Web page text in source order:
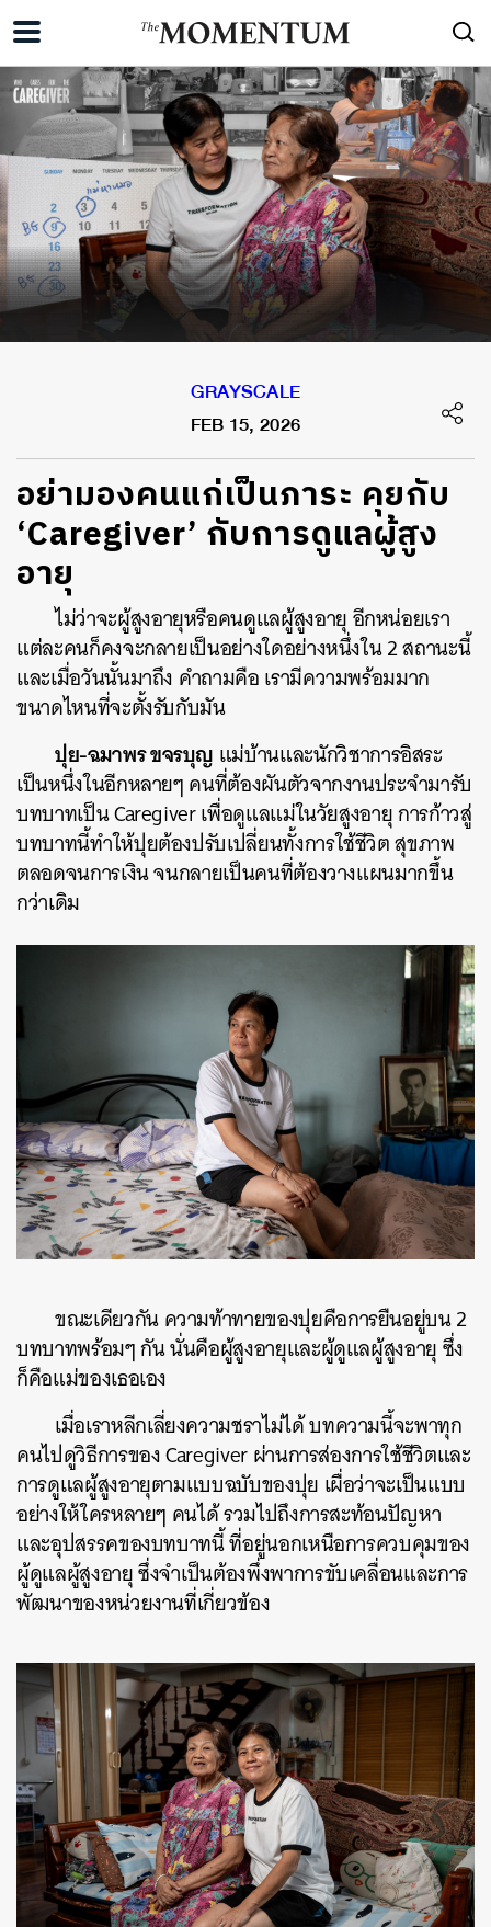
GRAYSCALE
FEB 15, 2026
อย่ามองคนแก่เป็นภาระ คุยกับ
‘Caregiver’ กับการดูแลผู้สูง
อายุ
ไม่ว่าจะผู้สูงอายุหรือคนดูแลผู้สูงอายุ อีกหน่อยเรา
แต่ละคนก็คงจะกลายเป็นอย่างใดอย่างหนึ่งใน 2 สถานะนี้
และเมื่อวันนั้นมาถึง คำถามคือ เรามีความพร้อมมาก
ขนาดไหนที่จะตั้งรับกับมัน
ปุย-ฉมาพร ขจรบุญ แม่บ้านและนักวิชาการอิสระ
เป็นหนึ่งในอีกหลายๆ คนที่ต้องผันตัวจากงานประจำมารับ
บทบาทเป็น Caregiver เพื่อดูแลแม่ในวัยสูงอายุ การก้าวสู่
บทบาทนี้ทำให้ปุยต้องปรับเปลี่ยนทั้งการใช้ชีวิต สุขภาพ
ตลอดจนการเงิน จนกลายเป็นคนที่ต้องวางแผนมากขึ้น
กว่าเดิม
ขณะเดียวกัน ความท้าทายของปุยคือการยืนอยู่บน 2
บทบาทพร้อมๆ กัน นั่นคือผู้สูงอายุและผู้ดูแลผู้สูงอายุ ซึ่ง
ก็คือแม่ของเธอเอง
เมื่อเราหลีกเลี่ยงความชราไม่ได้ บทความนี้จะพาทุก
คนไปดูวิธีการของ Caregiver ผ่านการส่องการใช้ชีวิตและ
การดูแลผู้สูงอายุตามแบบฉบับของปุย เผื่อว่าจะเป็นแบบ
อย่างให้ใครหลายๆ คนได้ รวมไปถึงการสะท้อนปัญหา
และอุปสรรคของบทบาทนี้ ที่อยู่นอกเหนือการควบคุมของ
ผู้ดูแลผู้สูงอายุ ซึ่งจำเป็นต้องพึ่งพาการขับเคลื่อนและการ
พัฒนาของหน่วยงานที่เกี่ยวข้อง